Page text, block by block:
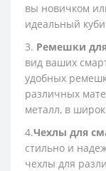
вы новичком
идеальный
3. Ремешки
вид ваших
удобных
различных
металл, в
4.Чехлы для
стильно и
чехлы для